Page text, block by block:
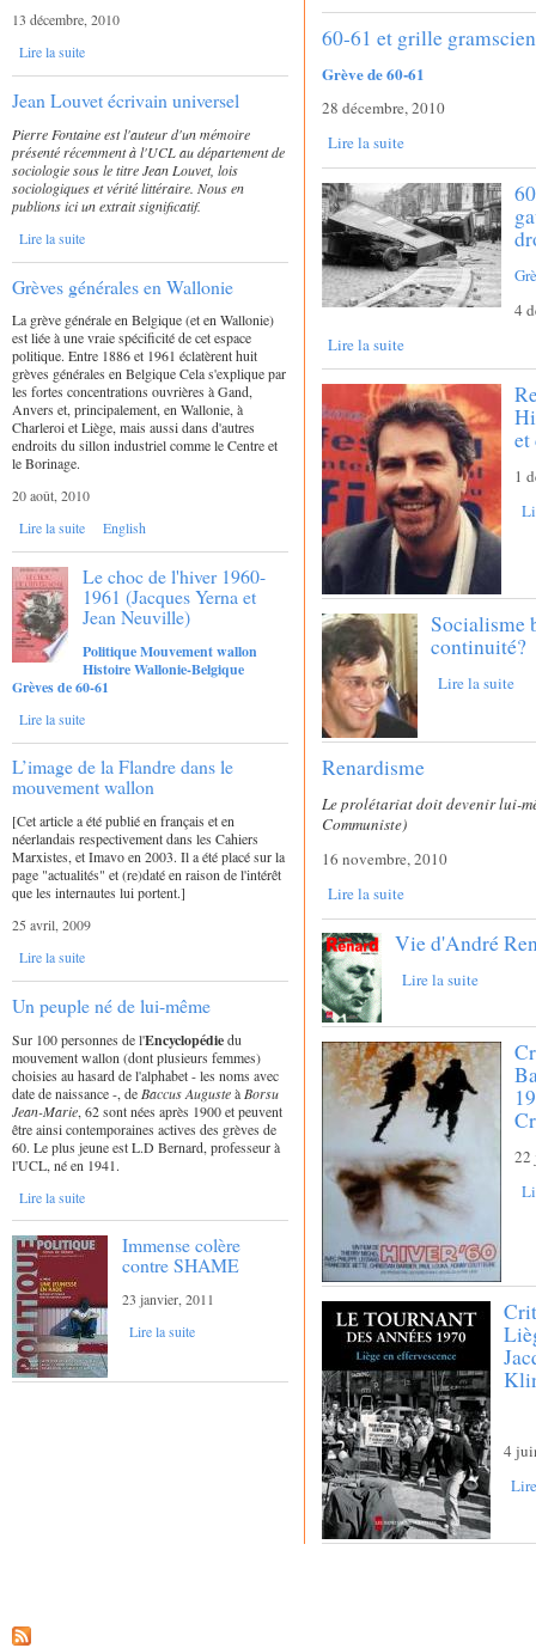
13 décembre, 2010
Lire la suite
Jean Louvet écrivain universel
Pierre Fontaine est l'auteur d'un mémoire
présenté récemment à l'UCL au département de
sociologie sous le titre Jean Louvet, lois
sociologiques et vérité littéraire. Nous en
publions ici un extrait significatif.
Lire la suite
Grèves générales en Wallonie
La grève générale en Belgique (et en Wallonie)
est liée à une vraie spécificité de cet espace
politique. Entre 1886 et 1961 éclatèrent huit
grèves générales en Belgique Cela s'explique par
les fortes concentrations ouvrières à Gand,
Anvers et, principalement, en Wallonie, à
Charleroi et Liège, mais aussi dans d'autres
endroits du sillon industriel comme le Centre et
le Borinage.
20 août, 2010
Lire la suite
English
Le choc de l'hiver 1960-
1961 (Jacques Yerna et
Jean Neuville)
Politique Mouvement wallon
Histoire Wallonie-Belgique
Grèves de 60-61
Lire la suite
L’image de la Flandre dans le
mouvement wallon
[Cet article a été publié en français et en
néerlandais respectivement dans les Cahiers
Marxistes, et Imavo en 2003. Il a été placé sur la
page "actualités" et (re)daté en raison de l'intérêt
que les internautes lui portent.]
25 avril, 2009
Lire la suite
Un peuple né de lui-même
Sur 100 personnes de l'Encyclopédiedu
mouvement wallon (dont plusieurs femmes)
choisies au hasard de l'alphabet - les noms avec
date de naissance -, de Baccus Augusteà Borsu
Jean-Marie, 62 sont nées après 1900 et peuvent
être ainsi contemporaines actives des grèves de
60. Le plus jeune est L.D Bernard, professeur à
l'UCL, né en 1941.
Lire la suite
Immense colère
contre SHAME
23 janvier, 2011
Lire la suite
60-61 et grille
Grève de 60-61
28 décembre, 2010
Lire la suite
4
Lire la suite
et
1
Socialisme
continuité?
Lire la suite
Renardisme
Le prolétariat doit devenir lui-
Communiste)
16 novembre, 2010
Lire la suite
Vie d'André
Lire la suite
22
4